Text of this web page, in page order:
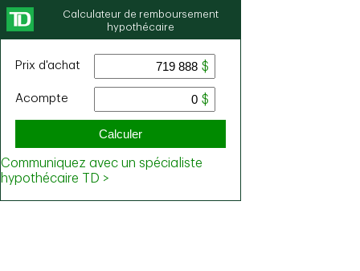
Calculateur de remboursement
hypothécaire
Prix ​​d'achat
Acompte
Calculer
Communiquez avec un spécialiste
hypothécaire TD >